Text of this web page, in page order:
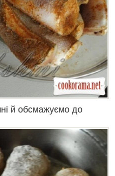
й обсмажуємо до